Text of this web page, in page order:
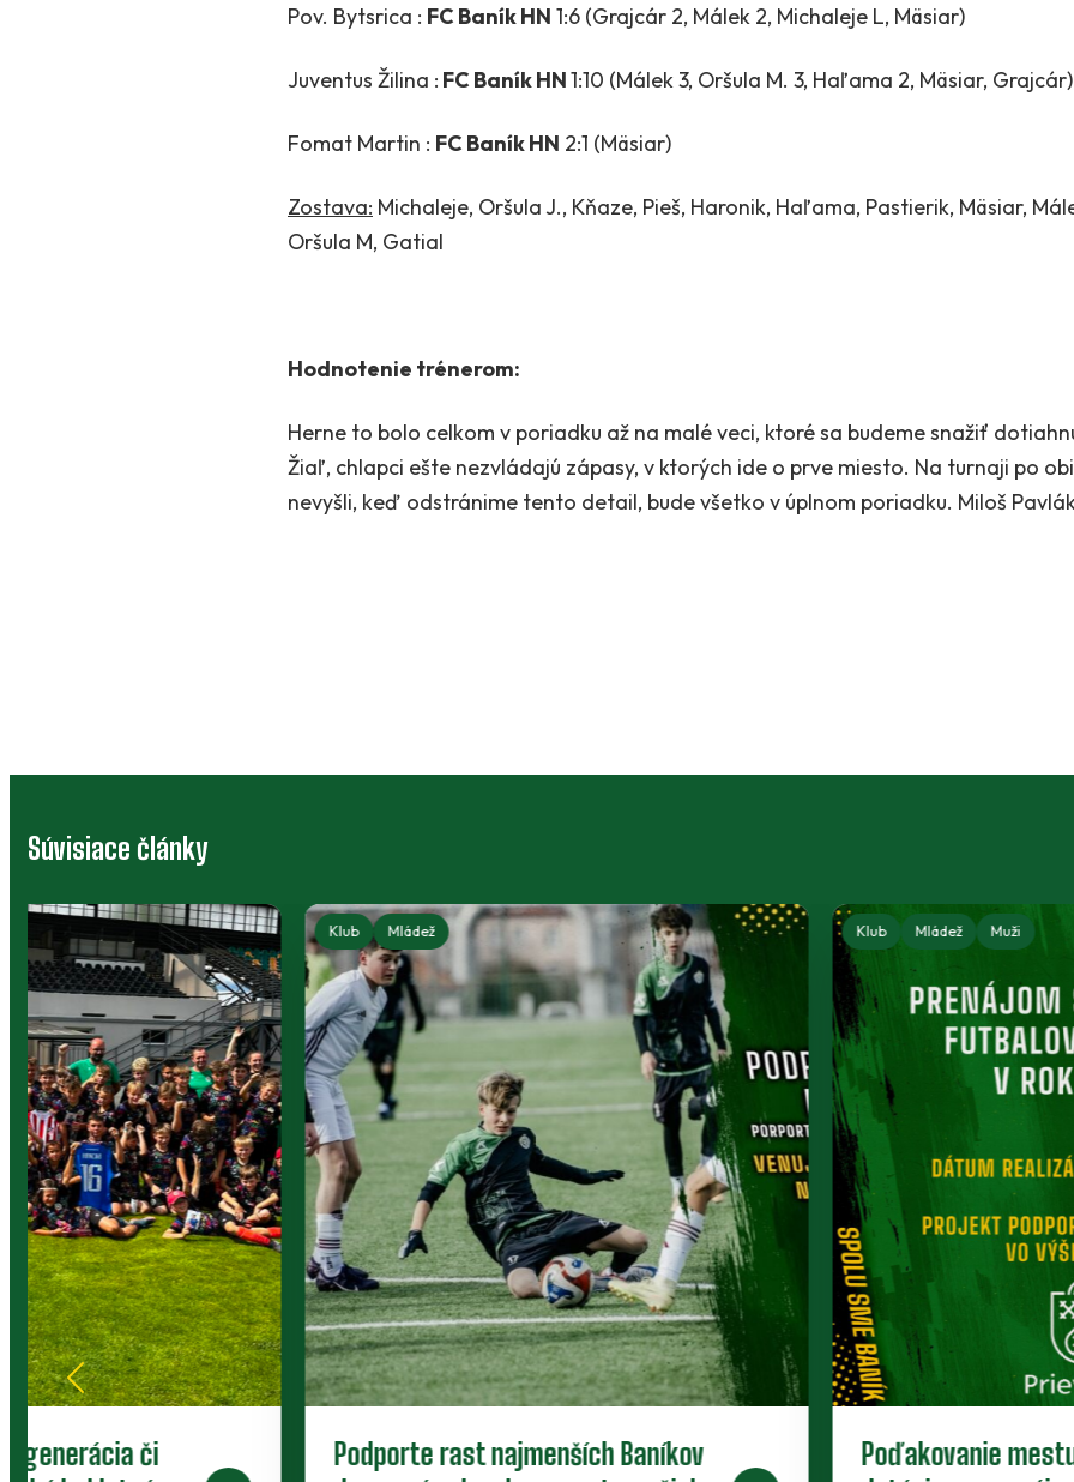
Pov. Bytsrica : FC Baník HN 1:6 (Grajcár 2, Málek 2, Michaleje L, Mäsiar)
Juventus Žilina : FC Baník HN1:10 (Málek 3, Oršula M. 3, Haľama 2, Mäsiar, Grajcár)
Fomat Martin : FC Baník HN 2:1 (Mäsiar)
Zostava: Michaleje, Oršula J., Kňaze, Pieš, Haronik, Haľama, Pastierik, Mäsiar,
Oršula M, Gatial
Hodnotenie trénerom:
Herne to bolo celkom v poriadku až na malé veci, ktoré sa budeme snažiť
Žiaľ, chlapci ešte nezvládajú zápasy, v ktorých ide o prve miesto. Na turnaji po
nevyšli, keď odstránime tento detail, bude všetko v úplnom poriadku. Miloš
Súvisiace články
Poďakovanie mestu Prievidza za
Mládež U15 - Starší žiaci U14 - Starší žiaci
Starší žiaci uzatvorili jesennú časť.